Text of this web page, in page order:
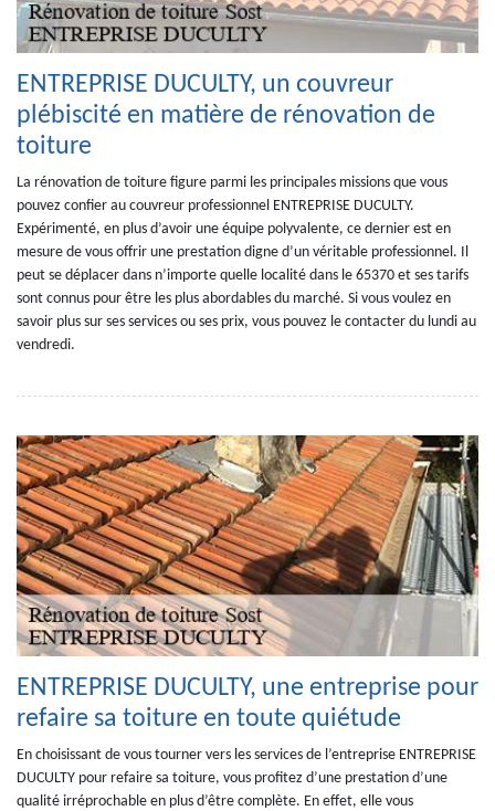
ENTREPRISE DUCULTY, un couvreur
plébiscité en matière de rénovation de
toiture
La rénovation de toiture figure parmi les principales missions que vous
pouvez confier au couvreur professionnel ENTREPRISE DUCULTY.
Expérimenté, en plus d’avoir une équipe polyvalente, ce dernier est en
mesure de vous offrir une prestation digne d’un véritable professionnel. Il
peut se déplacer dans n’importe quelle localité dans le 65370 et ses tarifs
sont connus pour être les plus abordables du marché. Si vous voulez en
savoir plus sur ses services ou ses prix, vous pouvez le contacter du lundi au
vendredi.
ENTREPRISE DUCULTY, une entreprise pour
refaire sa toiture en toute quiétude
En choisissant de vous tourner vers les services de l’entreprise ENTREPRISE
DUCULTY pour refaire sa toiture, vous profitez d’une prestation d’une
qualité irréprochable en plus d’être complète. En effet, elle vous